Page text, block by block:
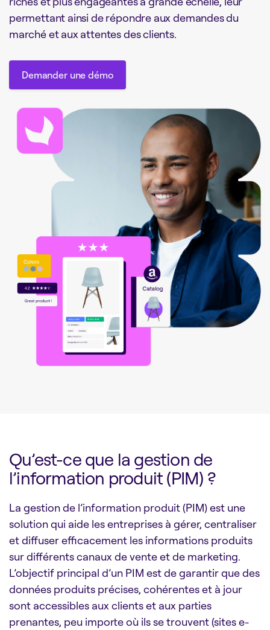
permettant ainsi de répondre aux demandes du
marché et aux attentes des clients.
Demander une démo
Qu’est-ce que la gestion de
l’information produit (PIM) ?
La gestion de l’information produit (PIM) est une
solution qui aide les entreprises à gérer, centraliser
et diffuser efficacement les informations produits
sur différents canaux de vente et de marketing.
L’objectif principal d’un PIM est de garantir que des
données produits précises, cohérentes et à jour
sont accessibles aux clients et aux parties
prenantes, peu importe où ils se trouvent (sites e-